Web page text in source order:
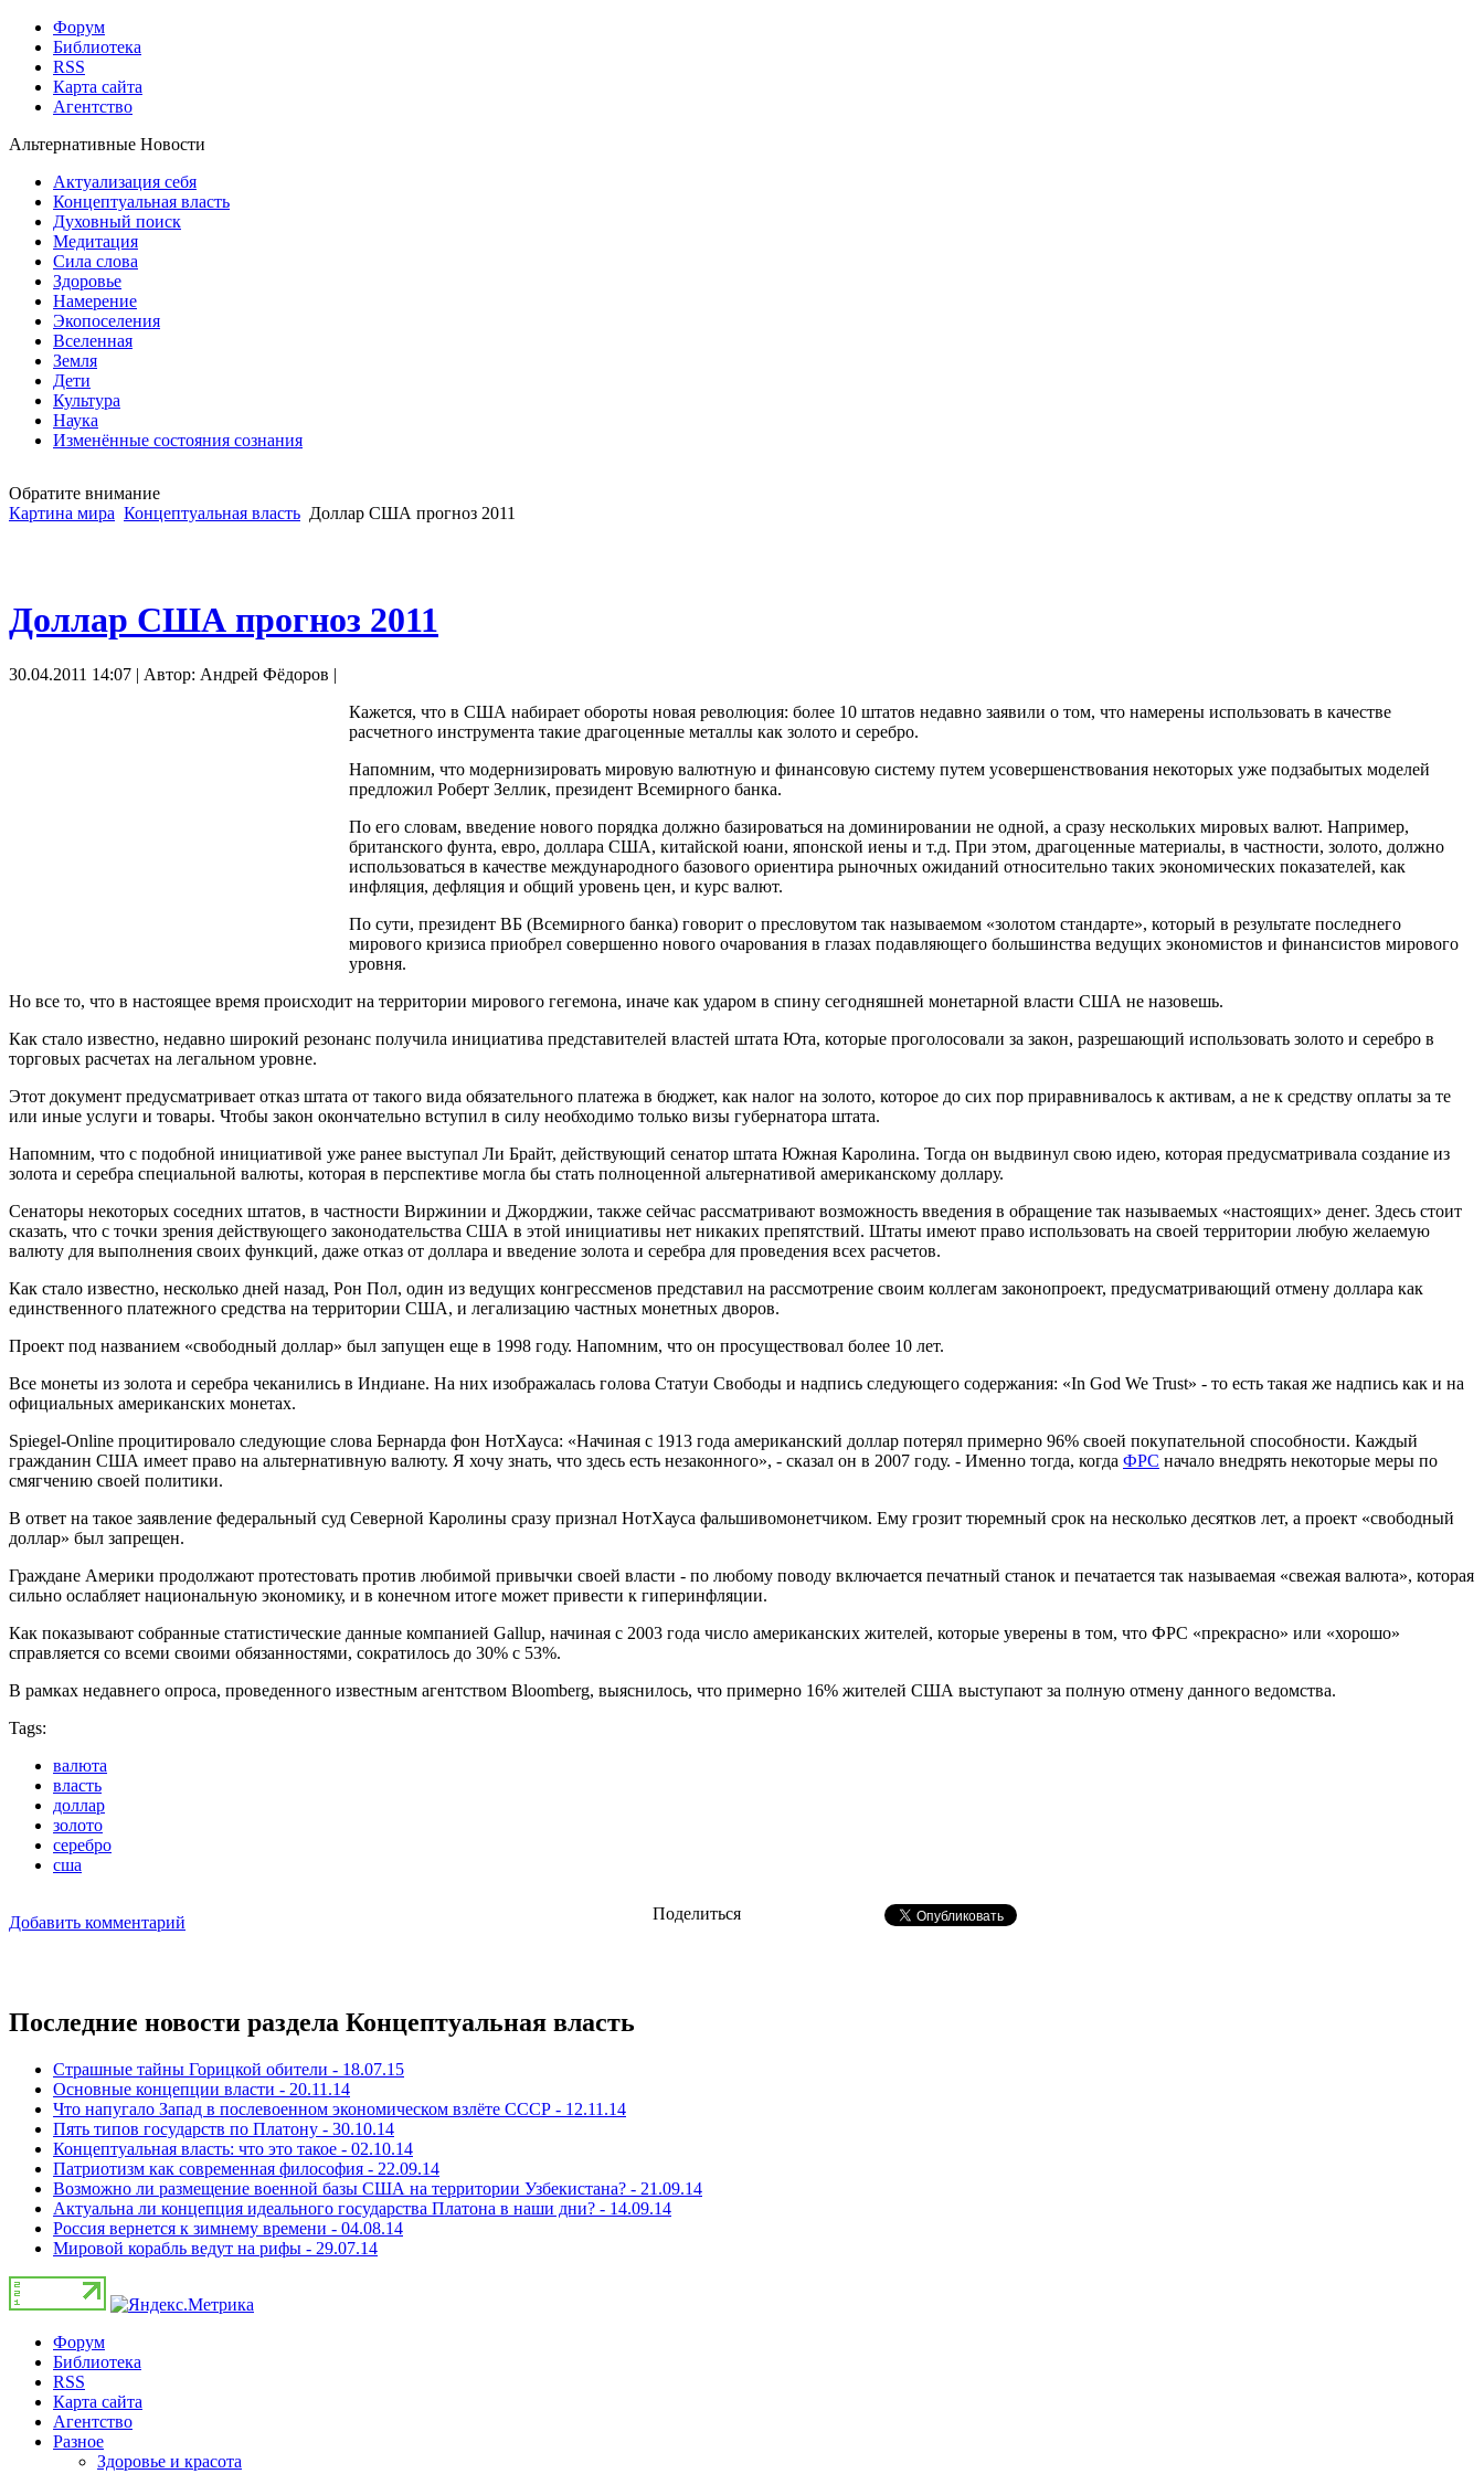
Форум
Библиотека
RSS
Карта сайта
Агентство
Альтернативные Новости
Актуализация себя
Концептуальная власть
Духовный поиск
Медитация
Сила слова
Здоровье
Намерение
Экопоселения
Вселенная
Земля
Дети
Культура
Наука
Изменённые состояния сознания
Обратите внимание
Картина мира Концептуальная власть Доллар США прогноз 2011
Доллар США прогноз 2011
30.04.2011 14:07 | Автор: Андрей Фёдоров |
Кажется, что в США набирает обороты новая революция: более 10 штатов недавно заявили о том, что намерены использовать в качестве
расчетного инструмента такие драгоценные металлы как золото и серебро.
Напомним, что модернизировать мировую валютную и финансовую систему путем усовершенствования некоторых уже подзабытых моделей
предложил Роберт Зеллик, президент Всемирного банка.
По его словам, введение нового порядка должно базироваться на доминировании не одной, а сразу нескольких мировых валют. Например,
британского фунта, евро, доллара США, китайской юани, японской иены и т.д. При этом, драгоценные материалы, в частности, золото, должно
использоваться в качестве международного базового ориентира рыночных ожиданий относительно таких экономических показателей, как
инфляция, дефляция и общий уровень цен, и курс валют.
По сути, президент ВБ (Всемирного банка) говорит о пресловутом так называемом «золотом стандарте», который в результате последнего
мирового кризиса приобрел совершенно нового очарования в глазах подавляющего большинства ведущих экономистов и финансистов мирового
уровня.
Но все то, что в настоящее время происходит на территории мирового гегемона, иначе как ударом в спину сегодняшней монетарной власти США не назовешь.
Как стало известно, недавно широкий резонанс получила инициатива представителей властей штата Юта, которые проголосовали за закон, разрешающий использовать золото и серебро в
торговых расчетах на легальном уровне.
Этот документ предусматривает отказ штата от такого вида обязательного платежа в бюджет, как налог на золото, которое до сих пор приравнивалось к активам, а не к средству оплаты за те
или иные услуги и товары. Чтобы закон окончательно вступил в силу необходимо только визы губернатора штата.
Напомним, что с подобной инициативой уже ранее выступал Ли Брайт, действующий сенатор штата Южная Каролина. Тогда он выдвинул свою идею, которая предусматривала создание из
золота и серебра специальной валюты, которая в перспективе могла бы стать полноценной альтернативой американскому доллару.
Сенаторы некоторых соседних штатов, в частности Виржинии и Джорджии, также сейчас рассматривают возможность введения в обращение так называемых «настоящих» денег. Здесь стоит
сказать, что с точки зрения действующего законодательства США в этой инициативы нет никаких препятствий. Штаты имеют право использовать на своей территории любую желаемую
валюту для выполнения своих функций, даже отказ от доллара и введение золота и серебра для проведения всех расчетов.
Как стало известно, несколько дней назад, Рон Пол, один из ведущих конгрессменов представил на рассмотрение своим коллегам законопроект, предусматривающий отмену доллара как
единственного платежного средства на территории США, и легализацию частных монетных дворов.
Проект под названием «свободный доллар» был запущен еще в 1998 году. Напомним, что он просуществовал более 10 лет.
Все монеты из золота и серебра чеканились в Индиане. На них изображалась голова Статуи Свободы и надпись следующего содержания: «In God We Trust» - то есть такая же надпись как и на
официальных американских монетах.
Spiegel-Online процитировало следующие слова Бернарда фон НотХауса: «Начиная с 1913 года американский доллар потерял примерно 96% своей покупательной способности. Каждый
гражданин США имеет право на альтернативную валюту. Я хочу знать, что здесь есть незаконного», - сказал он в 2007 году. - Именно тогда, когда ФРС начало внедрять некоторые меры по
смягчению своей политики.
В ответ на такое заявление федеральный суд Северной Каролины сразу признал НотХауса фальшивомонетчиком. Ему грозит тюремный срок на несколько десятков лет, а проект «свободный
доллар» был запрещен.
Граждане Америки продолжают протестовать против любимой привычки своей власти - по любому поводу включается печатный станок и печатается так называемая «свежая валюта», которая
сильно ослабляет национальную экономику, и в конечном итоге может привести к гиперинфляции.
Как показывают собранные статистические данные компанией Gallup, начиная с 2003 года число американских жителей, которые уверены в том, что ФРС «прекрасно» или «хорошо»
справляется со всеми своими обязанностями, сократилось до 30% с 53%.
В рамках недавнего опроса, проведенного известным агентством Bloomberg, выяснилось, что примерно 16% жителей США выступают за полную отмену данного ведомства.
Tags:
валюта
власть
доллар
золото
серебро
сша
Поделиться
Добавить комментарий
Последние новости раздела Концептуальная власть
Страшные тайны Горицкой обители - 18.07.15
Основные концепции власти - 20.11.14
Что напугало Запад в послевоенном экономическом взлёте СССР - 12.11.14
Пять типов государств по Платону - 30.10.14
Концептуальная власть: что это такое - 02.10.14
Патриотизм как современная философия - 22.09.14
Возможно ли размещение военной базы США на территории Узбекистана? - 21.09.14
Актуальна ли концепция идеального государства Платона в наши дни? - 14.09.14
Россия вернется к зимнему времени - 04.08.14
Мировой корабль ведут на рифы - 29.07.14
Форум
Библиотека
RSS
Карта сайта
Агентство
Разное
Здоровье и красота